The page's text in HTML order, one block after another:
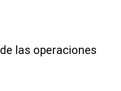
las operaciones